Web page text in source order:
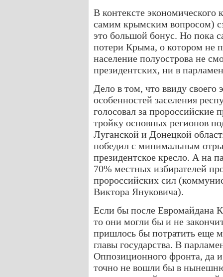
В контексте
самим крымским вопросом)
это большой бонус. Но пока
потери Крыма, о котором не
население полуострова не
президентских, ни в
Дело в том, что ввиду своего
особенностей заселения
голосовал за
тройку основных регионов
Луганской и Донецкой
победил с минимальным
президентское кресло. А на
70% местных избирателей
пророссийских сил
Виктора Януковича).
Если бы после Евромайдана
то они могли бы и не
пришлось бы потратить еще
главы государства. В
Оппозиционного фронта, да
точно не вошли бы в